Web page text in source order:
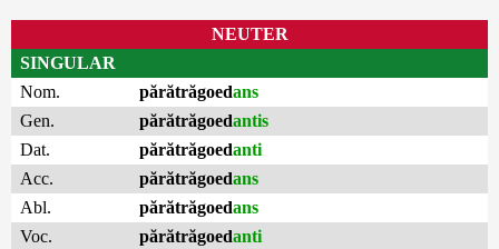
NEUTER
SINGULAR
Nom.
părătrăgoedans
Gen.
părătrăgoedantis
Dat.
părătrăgoedanti
Acc.
părătrăgoedans
Abl.
părătrăgoedans
Voc.
părătrăgoedanti